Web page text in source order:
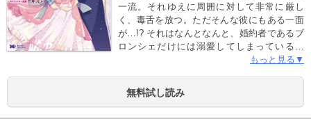
一流。それゆえに周囲に対して非常に厳し
く、毒舌を放つ。ただそんな彼にもある一面
が…!? それはなんとなんと、婚約者であるブ
ロンシェだけには溺愛してしまっているの
だ！しかし当のブロンシェは、「なんでこの
困惑気味。そんな中、通う学園で第一王子が
起こす問題に巻き込まれてしまい…。みんな
もっと見る▼
無料試し読み